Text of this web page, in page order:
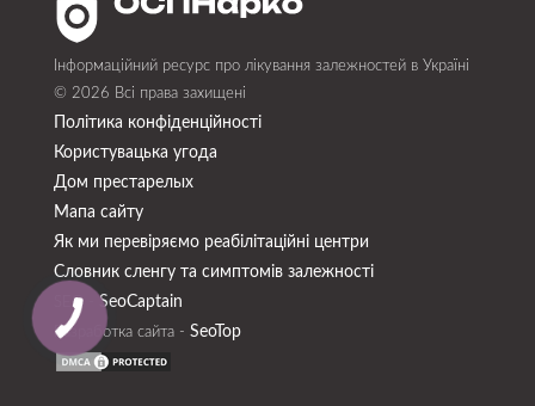
Інформаційний ресурс про лікування залежностей в Україні
© 2026 Всі права захищені
Політика конфіденційності
Користувацька угода
Дом престарелых
Мапа сайту
Як ми перевіряємо реабілітаційні центри
Словник сленгу та симптомів залежності
SEO - SeoСaptain
Разработка сайта - SeoTop